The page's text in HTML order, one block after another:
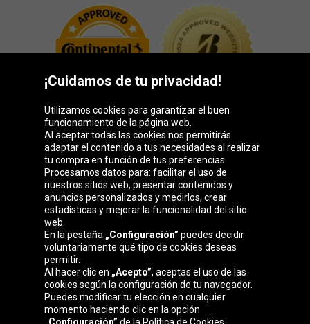
Grupo Oponeo
Belgique
republika
France Italia Magyarország Nederland
¡Cuidamos de tu privacidad!
Utilizamos cookies para garantizar el buen
funcionamiento de la página web.
Al aceptar todas las cookies nos permitirás
adaptar el contenido a tus necesidades al realizar
tu compra en función de tus preferencias.
Procesamos datos para: facilitar el uso de
nuestros sitios web, presentar contenidos y
anuncios personalizados y medirlos, crear
estadísticas y mejorar la funcionalidad del sitio
web.
En la pestaña „Configuración” puedes decidir
voluntariamente qué tipo de cookies deseas
permitir.
Al hacer clic en „Acepto”, aceptas el uso de las
cookies según la configuración de tu navegador.
Puedes modificar tu elección en cualquier
momento haciendo clic en la opción